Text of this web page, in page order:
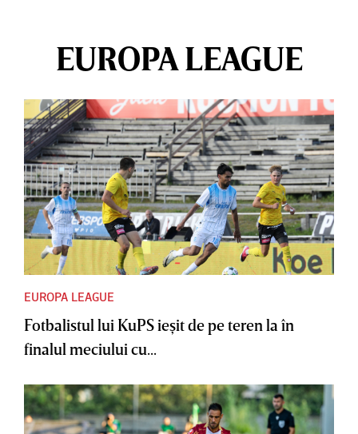
EUROPA LEAGUE
EUROPA LEAGUE
Fotbalistul lui KuPS ieşit de pe teren la în
finalul meciului cu...